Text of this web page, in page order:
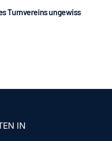
Turnvereins ungewiss
IN